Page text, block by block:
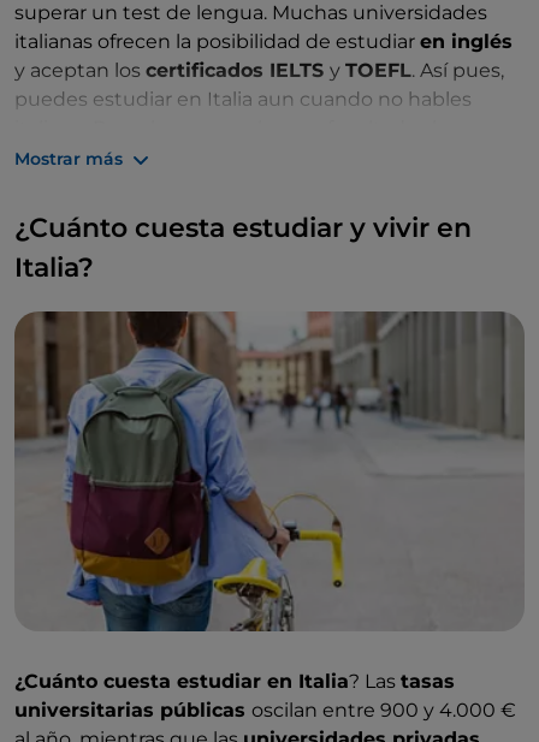
superar un test de lengua. Muchas universidades
italianas ofrecen la posibilidad de estudiar en inglés
y aceptan los certificados IELTS y TOEFL. Así pues,
puedes estudiar en Italia aun cuando no hables
examen de acceso
un máster de 2 años (
Laura magistrale
), un máster de
1 año o el doctorado de 3 años.
Mostrar más
¿Cuánto cuesta estudiar y vivir en
Italia?
¿Cuánto cuesta estudiar en Italia? Las tasas
universitarias públicas oscilan entre 900 y 4.000 €